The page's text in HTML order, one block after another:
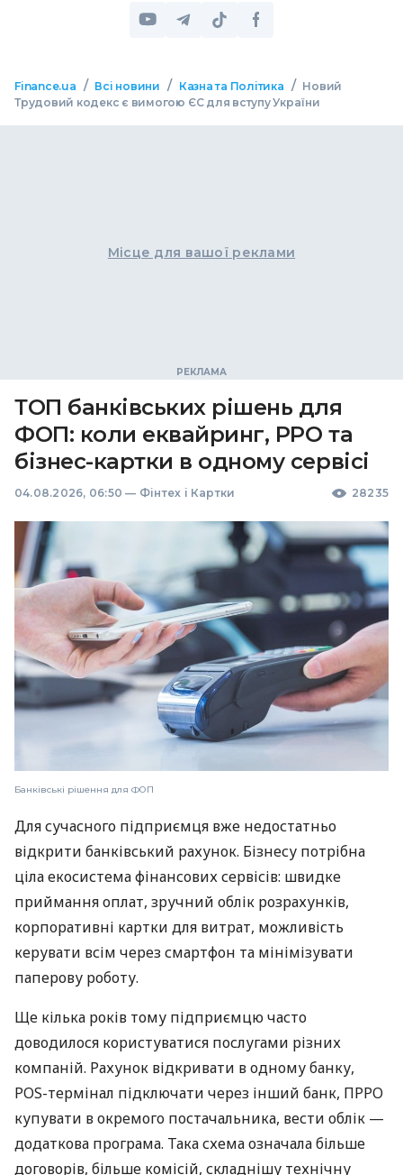
Finance.ua / Всі новини / Казна та Політика / Новий
Трудовий кодекс є вимогою ЄС для вступу України
Місце для вашої реклами
ТОП банківських рішень для
ФОП: коли еквайринг, РРО та
бізнес-картки в одному сервісі
04.08.2026, 06:50 — Фінтех і Картки 28235
Банківські рішення для ФОП
Для сучасного підприємця вже недостатньо
відкрити банківський рахунок. Бізнесу потрібна
ціла екосистема фінансових сервісів: швидке
приймання оплат, зручний облік розрахунків,
корпоративні картки для витрат, можливість
керувати всім через смартфон та мінімізувати
паперову роботу.
Ще кілька років тому підприємцю часто
доводилося користуватися послугами різних
компаній. Рахунок відкривати в одному банку,
POS-термінал підключати через інший банк, ПРРО
купувати в окремого постачальника, вести облік —
додаткова програма. Така схема означала більше
договорів, більше комісій, складнішу технічну